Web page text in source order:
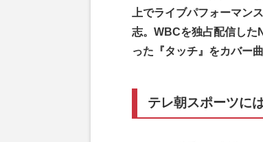
上でライブパフォーマン
志。WBCを独占配信した
った『タッチ』をカバー
テレ朝スポーツに